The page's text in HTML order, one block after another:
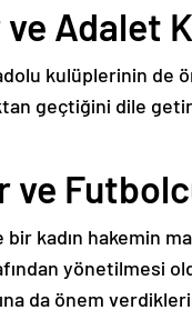
Adalet
kulüplerinin
geçtiğini dile
ve
bir kadın hakemin
yönetilmesi
da önem